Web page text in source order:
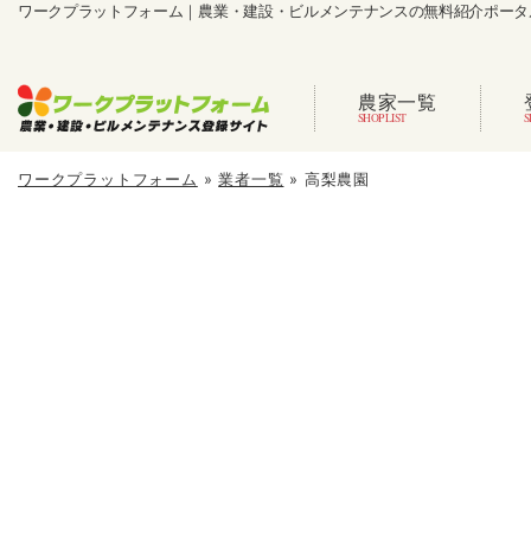
ワークプラットフォーム｜農業・建設・ビルメンテナンスの無料紹介ポー
農家一覧
ワークプラットフォーム »業者一覧 » 高梨農園